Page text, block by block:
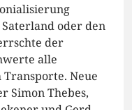
oder den
der
alle
Neue
Simon Thebes,